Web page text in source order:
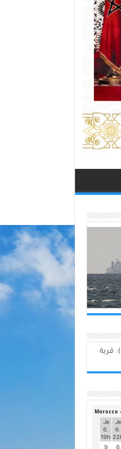
لقاءات مع مهنيي بوجدور (بالفيديو 2): قرية